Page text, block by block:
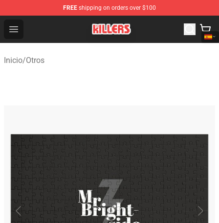
FREE shipping on orders over $100
Open menu
The Killers Shop - Official The Killers Merchandise Store
Inicio/Otros